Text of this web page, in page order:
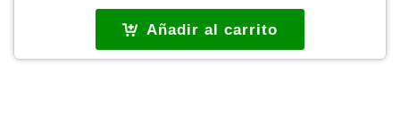
Añadir al carrito